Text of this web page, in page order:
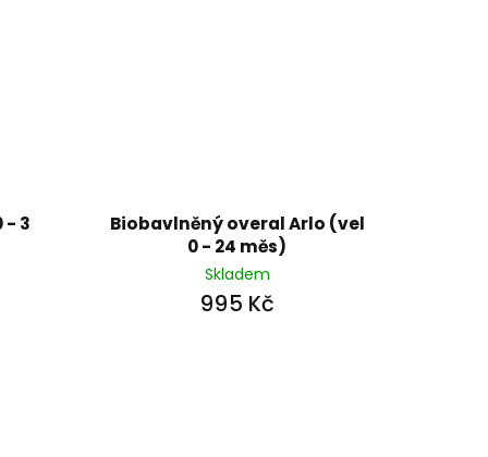
- 3
Biobavlněný overal Arlo (vel
0 - 24 měs)
Skladem
995 Kč